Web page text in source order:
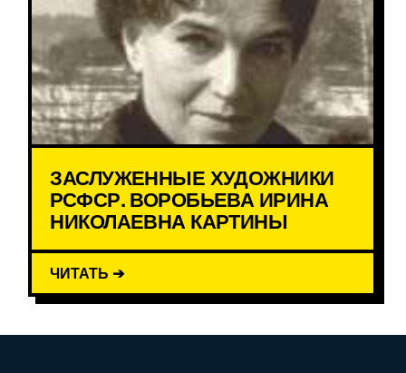
ЗАСЛУЖЕННЫЕ ХУДОЖНИКИ
РСФСР. ВОРОБЬЕВА ИРИНА
НИКОЛАЕВНА КАРТИНЫ
ЧИТАТЬ ➔